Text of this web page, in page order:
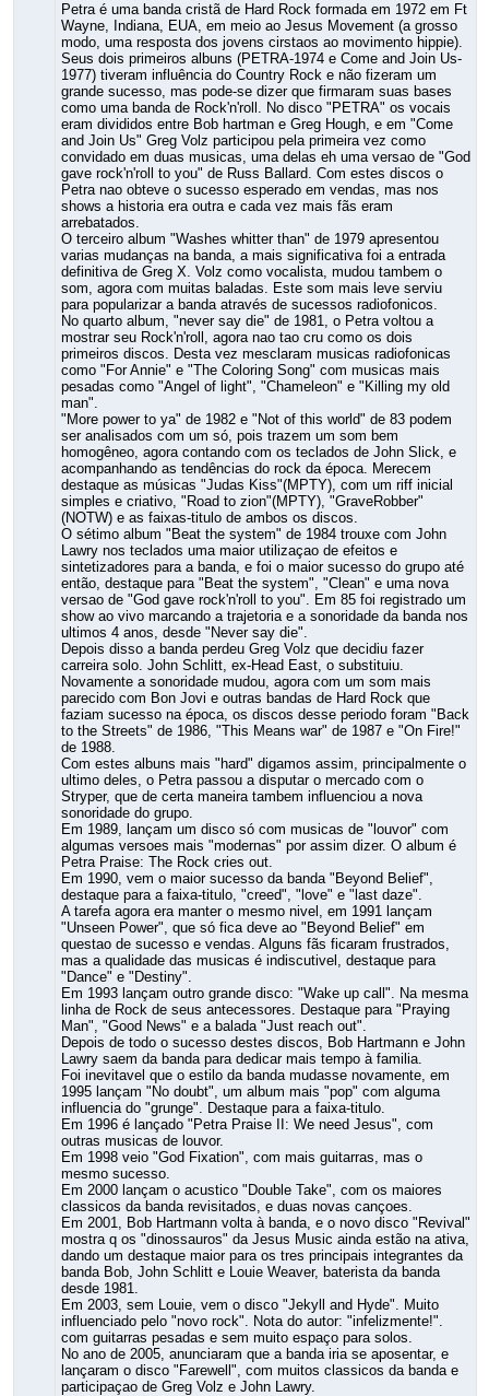
Petra é uma banda cristã de Hard Rock formada em 1972 em Ft
Wayne, Indiana, EUA, em meio ao Jesus Movement (a grosso
modo, uma resposta dos jovens cirstaos ao movimento hippie).
Seus dois primeiros albuns (PETRA-1974 e Come and Join Us-
1977) tiveram influência do Country Rock e não fizeram um
grande sucesso, mas pode-se dizer que firmaram suas bases
como uma banda de Rock'n'roll. No disco "PETRA" os vocais
eram divididos entre Bob hartman e Greg Hough, e em "Come
and Join Us" Greg Volz participou pela primeira vez como
convidado em duas musicas, uma delas eh uma versao de "God
gave rock'n'roll to you" de Russ Ballard. Com estes discos o
Petra nao obteve o sucesso esperado em vendas, mas nos
shows a historia era outra e cada vez mais fãs eram
arrebatados.
O terceiro album "Washes whitter than" de 1979 apresentou
varias mudanças na banda, a mais significativa foi a entrada
definitiva de Greg X. Volz como vocalista, mudou tambem o
som, agora com muitas baladas. Este som mais leve serviu
para popularizar a banda através de sucessos radiofonicos.
No quarto album, "never say die" de 1981, o Petra voltou a
mostrar seu Rock'n'roll, agora nao tao cru como os dois
primeiros discos. Desta vez mesclaram musicas radiofonicas
como "For Annie" e "The Coloring Song" com musicas mais
pesadas como "Angel of light", "Chameleon" e "Killing my old
man".
"More power to ya" de 1982 e "Not of this world" de 83 podem
ser analisados com um só, pois trazem um som bem
homogêneo, agora contando com os teclados de John Slick, e
acompanhando as tendências do rock da época. Merecem
destaque as músicas "Judas Kiss"(MPTY), com um riff inicial
simples e criativo, "Road to zion"(MPTY), "GraveRobber"
(NOTW) e as faixas-titulo de ambos os discos.
O sétimo album "Beat the system" de 1984 trouxe com John
Lawry nos teclados uma maior utilizaçao de efeitos e
sintetizadores para a banda, e foi o maior sucesso do grupo até
então, destaque para "Beat the system", "Clean" e uma nova
versao de "God gave rock'n'roll to you". Em 85 foi registrado um
show ao vivo marcando a trajetoria e a sonoridade da banda nos
ultimos 4 anos, desde "Never say die".
Depois disso a banda perdeu Greg Volz que decidiu fazer
carreira solo. John Schlitt, ex-Head East, o substituiu.
Novamente a sonoridade mudou, agora com um som mais
parecido com Bon Jovi e outras bandas de Hard Rock que
faziam sucesso na época, os discos desse periodo foram "Back
to the Streets" de 1986, "This Means war" de 1987 e "On Fire!"
de 1988.
Com estes albuns mais "hard" digamos assim, principalmente o
ultimo deles, o Petra passou a disputar o mercado com o
Stryper, que de certa maneira tambem influenciou a nova
sonoridade do grupo.
Em 1989, lançam um disco só com musicas de "louvor" com
algumas versoes mais "modernas" por assim dizer. O album é
Petra Praise: The Rock cries out.
Em 1990, vem o maior sucesso da banda "Beyond Belief",
destaque para a faixa-titulo, "creed", "love" e "last daze".
A tarefa agora era manter o mesmo nivel, em 1991 lançam
"Unseen Power", que só fica deve ao "Beyond Belief" em
questao de sucesso e vendas. Alguns fãs ficaram frustrados,
mas a qualidade das musicas é indiscutivel, destaque para
"Dance" e "Destiny".
Em 1993 lançam outro grande disco: "Wake up call". Na mesma
linha de Rock de seus antecessores. Destaque para "Praying
Man", "Good News" e a balada "Just reach out".
Depois de todo o sucesso destes discos, Bob Hartmann e John
Lawry saem da banda para dedicar mais tempo à familia.
Foi inevitavel que o estilo da banda mudasse novamente, em
1995 lançam "No doubt", um album mais "pop" com alguma
influencia do "grunge". Destaque para a faixa-titulo.
Em 1996 é lançado "Petra Praise II: We need Jesus", com
outras musicas de louvor.
Em 1998 veio "God Fixation", com mais guitarras, mas o
mesmo sucesso.
Em 2000 lançam o acustico "Double Take", com os maiores
classicos da banda revisitados, e duas novas cançoes.
Em 2001, Bob Hartmann volta à banda, e o novo disco "Revival"
mostra q os "dinossauros" da Jesus Music ainda estão na ativa,
dando um destaque maior para os tres principais integrantes da
banda Bob, John Schlitt e Louie Weaver, baterista da banda
desde 1981.
Em 2003, sem Louie, vem o disco "Jekyll and Hyde". Muito
influenciado pelo "novo rock". Nota do autor: "infelizmente!".
com guitarras pesadas e sem muito espaço para solos.
No ano de 2005, anunciaram que a banda iria se aposentar, e
lançaram o disco "Farewell", com muitos classicos da banda e
participaçao de Greg Volz e John Lawry.